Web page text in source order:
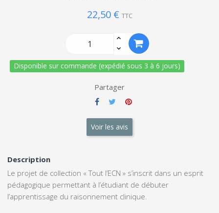
22,50 € TTC
Disponible sur commande (expédié sous 3 à 6 jours)
Partager
Voir les avis
Description
Le projet de collection « Tout l’ECN » s’inscrit dans un esprit
pédagogique permettant à l’étudiant de débuter
l’apprentissage du raisonnement clinique.